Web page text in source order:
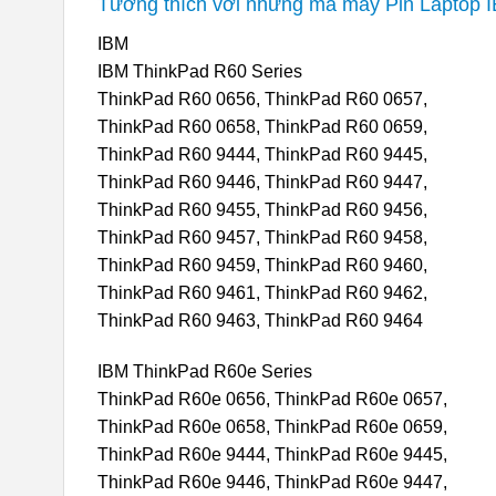
Tương thích với những mã máy Pin Laptop
IBM
IBM ThinkPad R60 Series
ThinkPad R60 0656, ThinkPad R60 0657,
ThinkPad R60 0658, ThinkPad R60 0659,
ThinkPad R60 9444, ThinkPad R60 9445,
ThinkPad R60 9446, ThinkPad R60 9447,
ThinkPad R60 9455, ThinkPad R60 9456,
ThinkPad R60 9457, ThinkPad R60 9458,
ThinkPad R60 9459, ThinkPad R60 9460,
ThinkPad R60 9461, ThinkPad R60 9462,
ThinkPad R60 9463, ThinkPad R60 9464
IBM ThinkPad R60e Series
ThinkPad R60e 0656, ThinkPad R60e 0657,
ThinkPad R60e 0658, ThinkPad R60e 0659,
ThinkPad R60e 9444, ThinkPad R60e 9445,
ThinkPad R60e 9446, ThinkPad R60e 9447,